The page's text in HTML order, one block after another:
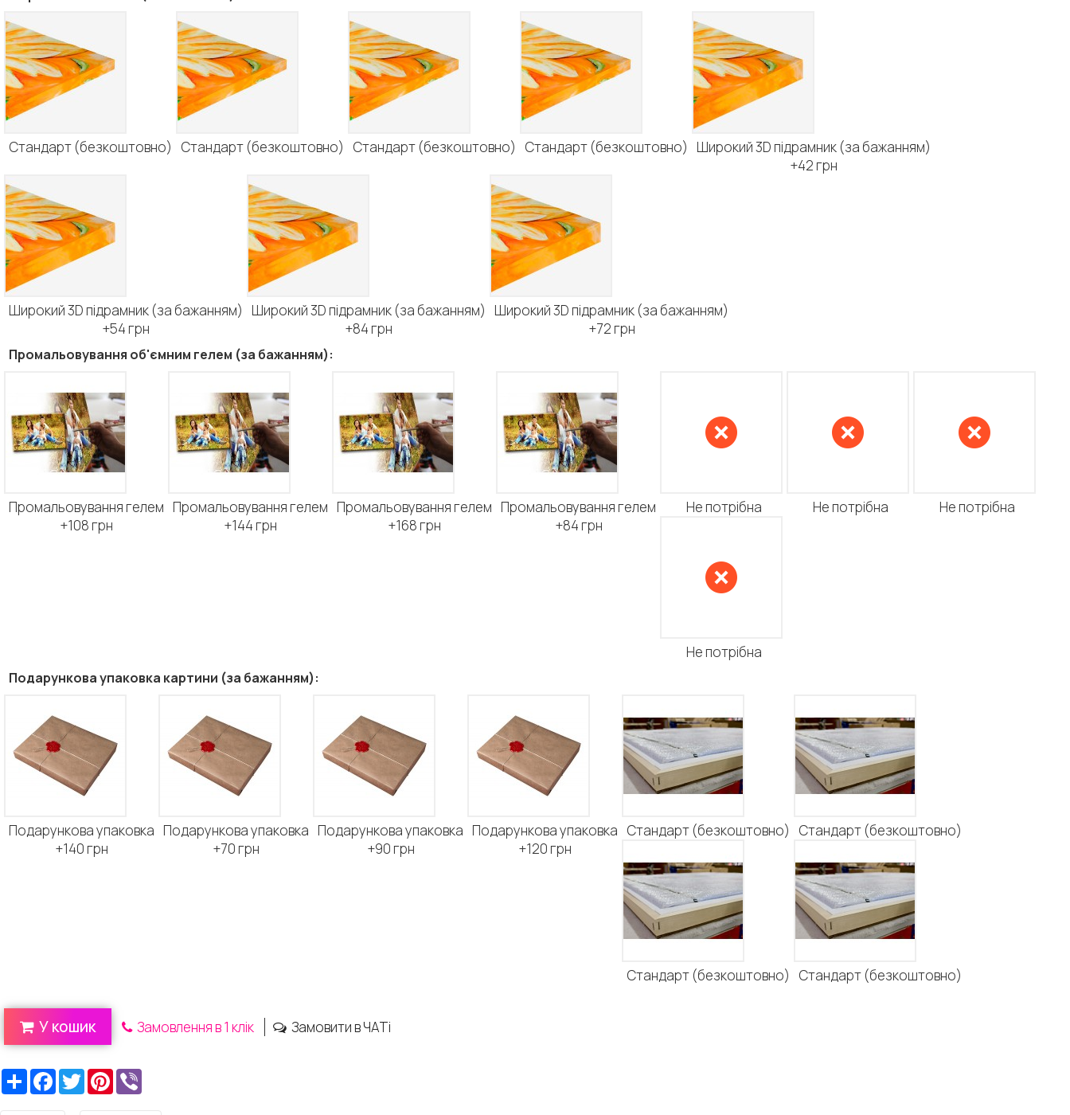
Стандарт (безкоштовно) Стандарт (безкоштовно) Стандарт (безкоштовно) Стандарт (безкоштовно)
Широкий 3D підрамник (за бажанням)
+42 грн
Широкий 3D підрамник (за бажанням)
+54 грн
Широкий 3D підрамник (за бажанням)
+84 грн
Широкий 3D підрамник (за бажанням)
+72 грн
Промальовування об'ємним гелем (за бажанням):
Промальовування гелем
+108 грн
Промальовування гелем
+144 грн
Промальовування гелем
+168 грн
Промальовування гелем
+84 грн
Не потрібна Не потрібна Не потрібна
Не потрібна
Подарункова упаковка картини (за бажанням):
Подарункова упаковка
+140 грн
Подарункова упаковка
+70 грн
Подарункова упаковка
+90 грн
Подарункова упаковка
+120 грн
Стандарт (безкоштовно) Стандарт (безкоштовно)
Стандарт (безкоштовно) Стандарт (безкоштовно)
У кошик Замовлення в 1 клік Замовити в ЧАТі
РесурсFacebook
TwitterPinterest